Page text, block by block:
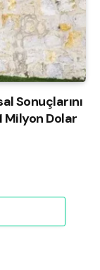
Sonuçlarını
Milyon Dolar